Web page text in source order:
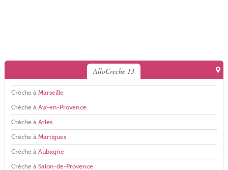
AlloCreche 13
Crèche à Marseille
Crèche à Aix-en-Provence
Crèche à Arles
Crèche à Martigues
Crèche à Aubagne
Crèche à Salon-de-Provence